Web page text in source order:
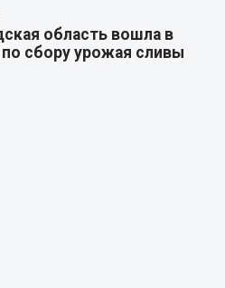
область вошла в
сбору урожая сливы